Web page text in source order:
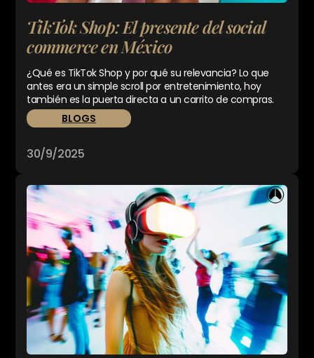
TikTok Shop: El presente del social
commerce en México
¿Qué es TikTok Shop y por qué su relevancia? Lo que
antes era un simple scroll por entretenimiento, hoy
también es la puerta directa a un carrito de compras.
BLOGS
30/9/2025